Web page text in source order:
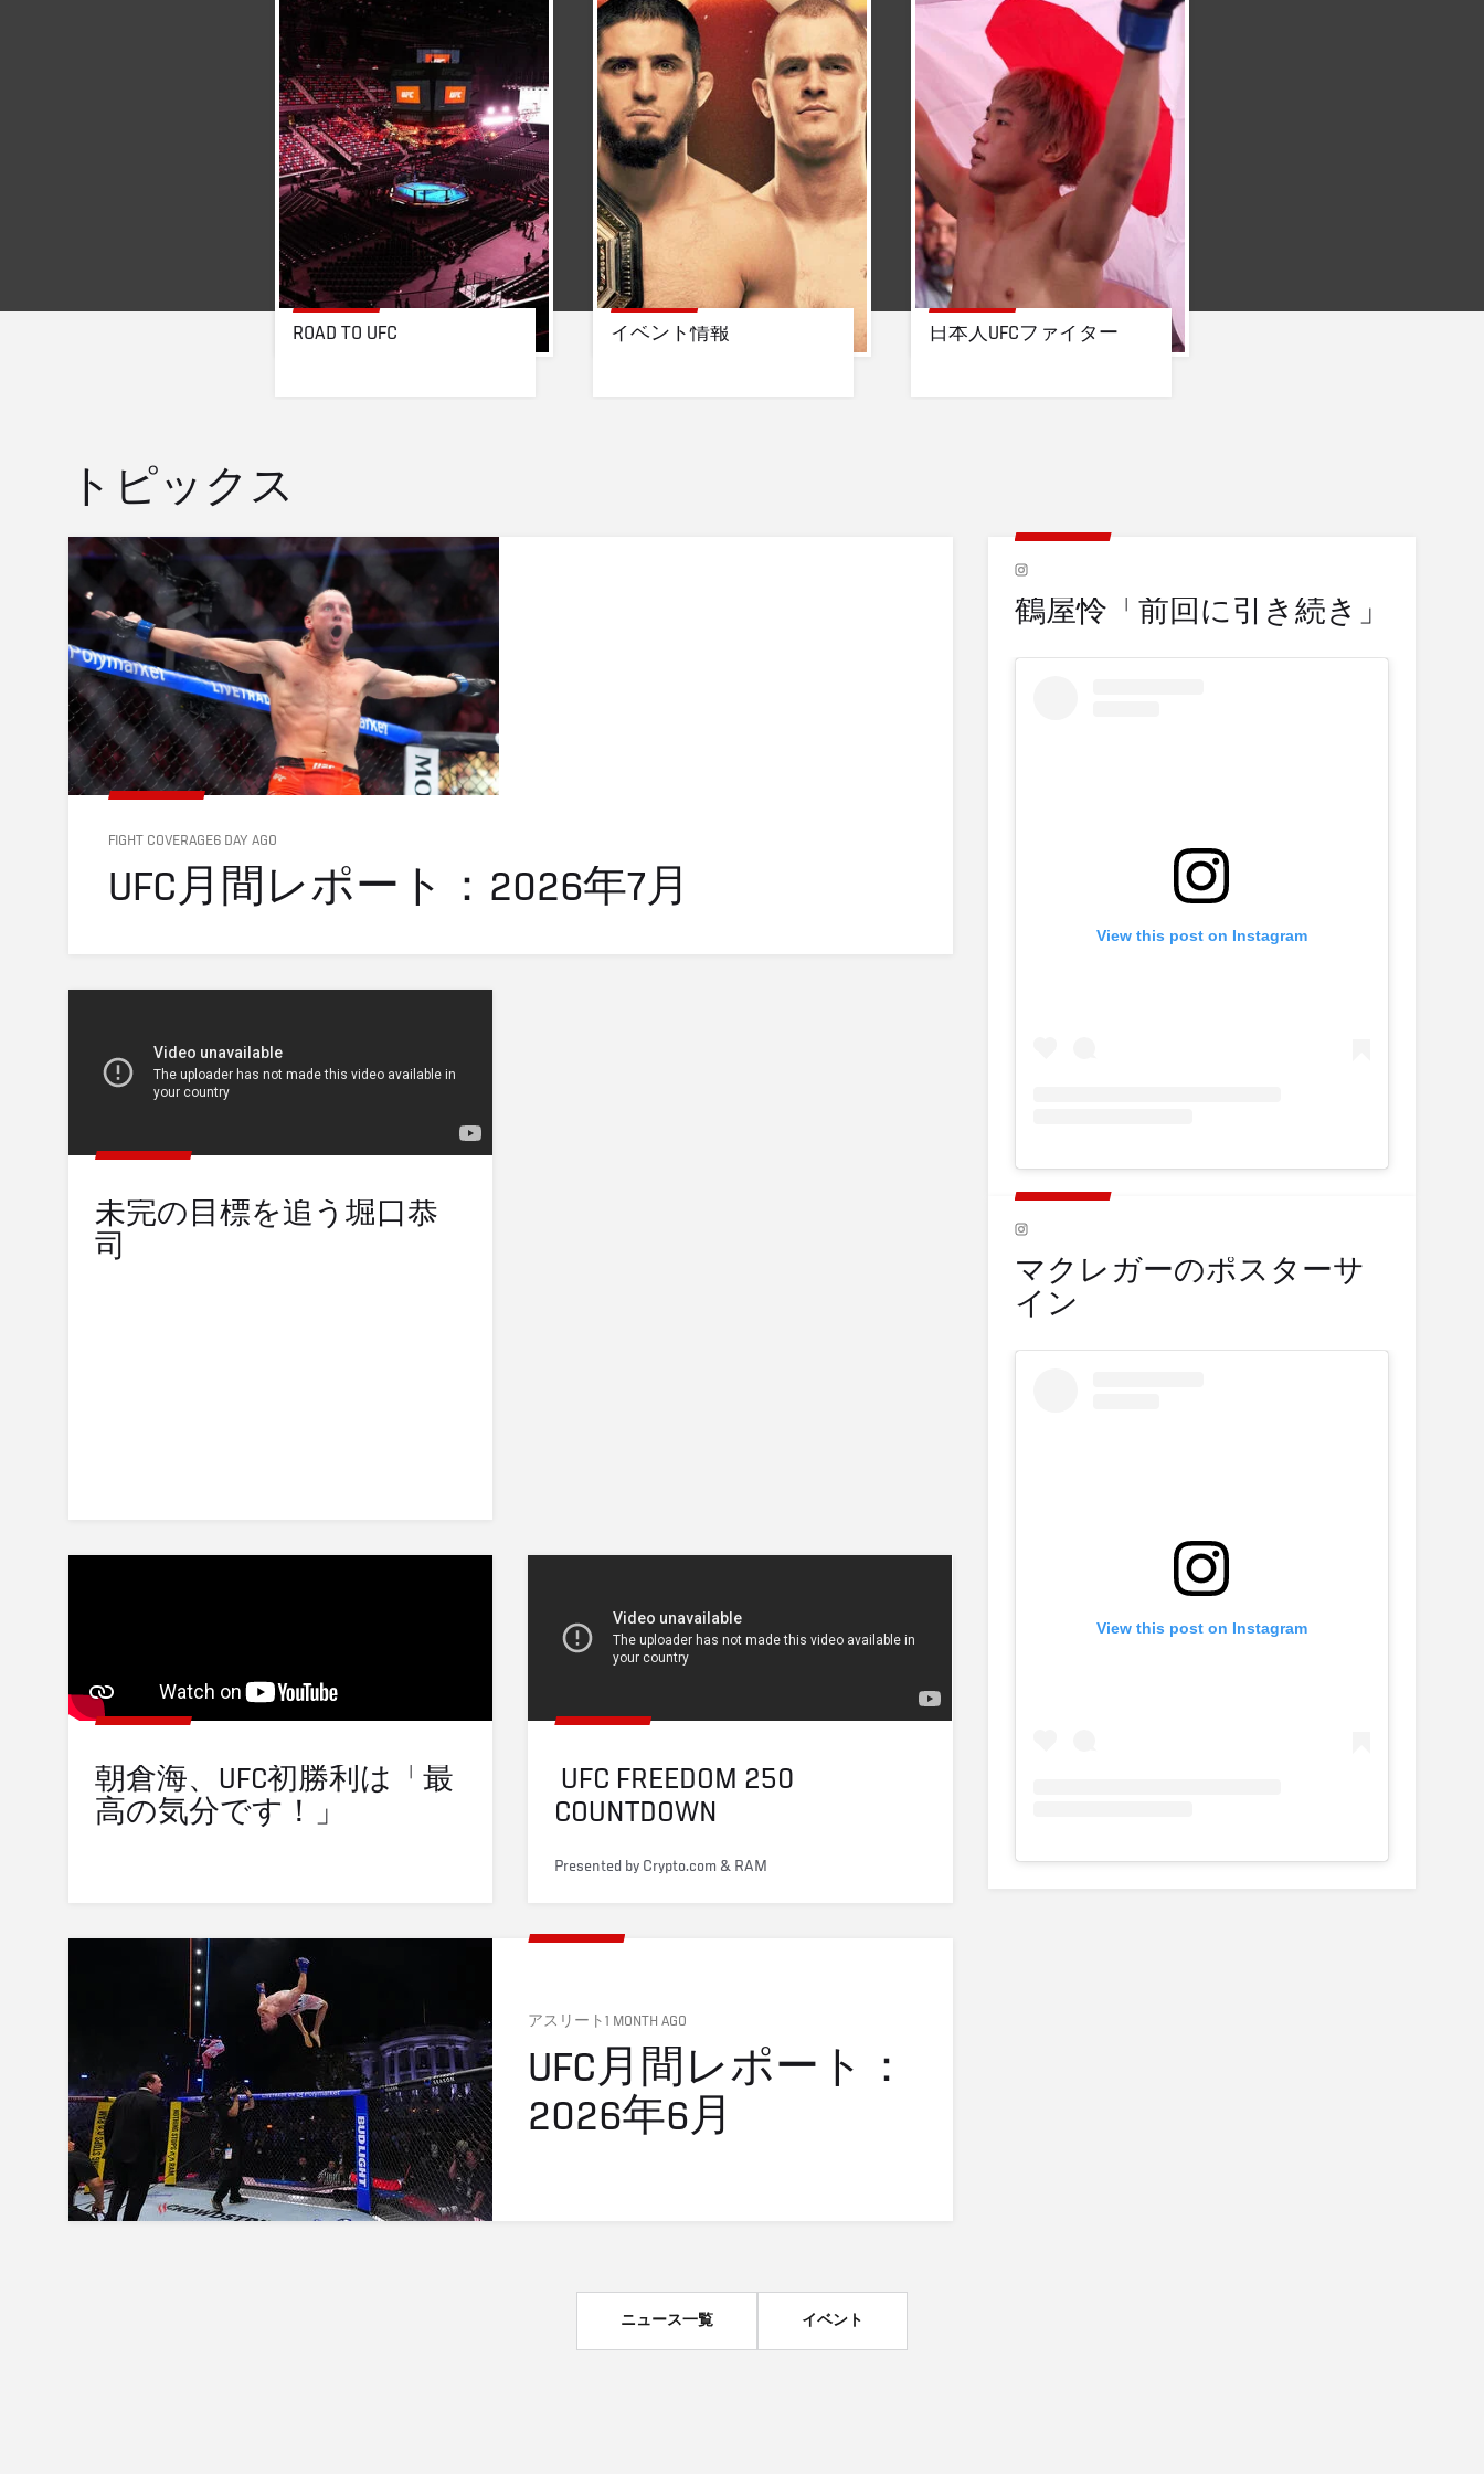
ROAD TO UFC イベント情報 日本人UFCファイター
トピックス
FIGHT COVERAGE6 DAY AGO
UFC月間レポート：2026年7月
未完の目標を追う堀口恭
司
朝倉海、UFC初勝利は「最
高の気分です！」
UFC FREEDOM 250
COUNTDOWN
Presented by Crypto.com & RAM
アスリート1 MONTH AGO
UFC月間レポート：
2026年6月
鶴屋怜「前回に引き続き」
View this post on Instagram
マクレガーのポスターサ
イン
View this post on Instagram
ニュース一覧 イベント